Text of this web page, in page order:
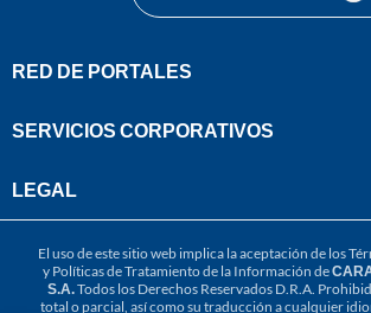
RED DE PORTALES
SERVICIOS CORPORATIVOS
LEGAL
El uso de este sitio web implica la aceptación de los
y Políticas de Tratamiento de la Información de
S.A.Todos los Derechos Reservados D.R.A.
total o parcial, así como su traducción a cualquier